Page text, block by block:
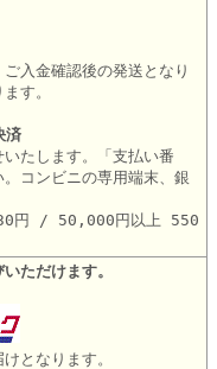
入金確認後の発送となり
す。
済
たします。「支払い番
コンビニの専用端末、銀
円 / 50,000円以上 550
ただけます。
となります。